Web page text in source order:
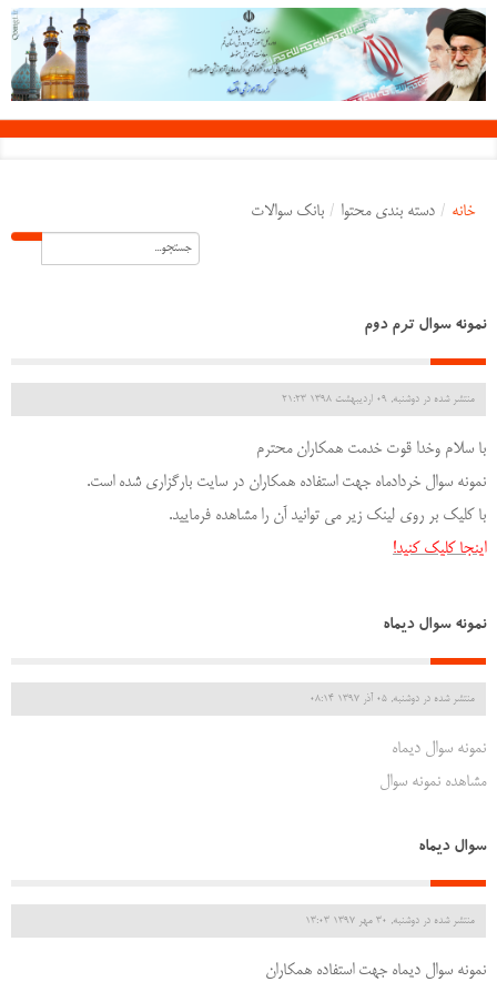
خانه / دسته بندی محتوا / بانک سوالات
نمونه سوال ترم دوم
منتشر شده در دوشنبه, 09 ارديبهشت 1398 21:23
با سلام وخدا قوت خدمت همکاران محترم
نمونه سوال خردادماه جهت استفاده همکاران در سایت بارگزاری شده است.
با کلیک بر روی لینک زیر می توانید آن را مشاهده فرمایید.
اینجا کلیک کنید!
نمونه سوال دیماه
منتشر شده در دوشنبه, 05 آذر 1397 08:14
نمونه سوال دیماه
مشاهده نمونه سوال
سوال دیماه
منتشر شده در دوشنبه, 30 مهر 1397 13:03
نمونه سوال دیماه جهت استفاده همکاران